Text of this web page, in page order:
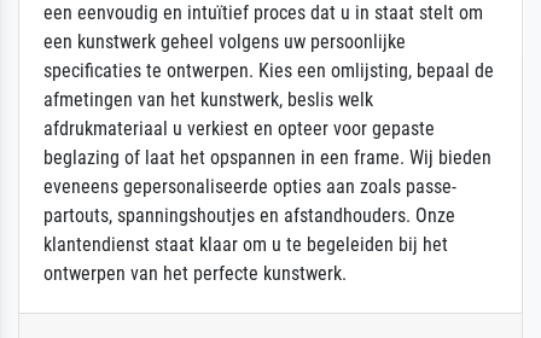
een eenvoudig en intuïtief proces dat u in staat stelt om
een kunstwerk geheel volgens uw persoonlijke
specificaties te ontwerpen. Kies een omlijsting, bepaal de
afmetingen van het kunstwerk, beslis welk
afdrukmateriaal u verkiest en opteer voor gepaste
beglazing of laat het opspannen in een frame. Wij bieden
eveneens gepersonaliseerde opties aan zoals passe-
partouts, spanningshoutjes en afstandhouders. Onze
klantendienst staat klaar om u te begeleiden bij het
ontwerpen van het perfecte kunstwerk.